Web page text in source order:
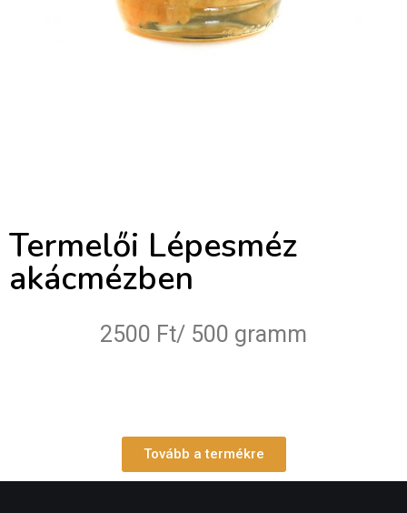
Termelői Lépesméz
akácmézben
2500 Ft/ 500 gramm
Tovább a termékre